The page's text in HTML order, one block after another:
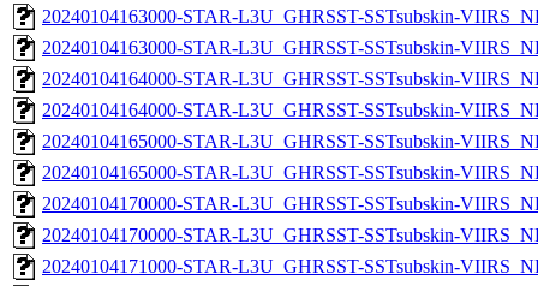
20240104163000-STAR-L3U_GHRSST-SSTsubskin-
20240104163000-STAR-L3U_GHRSST-SSTsubskin-
20240104164000-STAR-L3U_GHRSST-SSTsubskin-
20240104164000-STAR-L3U_GHRSST-SSTsubskin-
20240104165000-STAR-L3U_GHRSST-SSTsubskin-
20240104165000-STAR-L3U_GHRSST-SSTsubskin-
20240104170000-STAR-L3U_GHRSST-SSTsubskin-
20240104170000-STAR-L3U_GHRSST-SSTsubskin-
20240104171000-STAR-L3U_GHRSST-SSTsubskin-